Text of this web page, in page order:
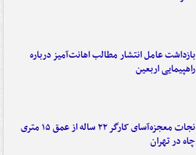
بازداشت عامل انتشار مطالب اهانت‌آمیز درباره
راهپیمایی اربعین
نجات معجزه‌آسای کارگر ۲۲ ساله از عمق ۱۵ متری
چاه در تهران